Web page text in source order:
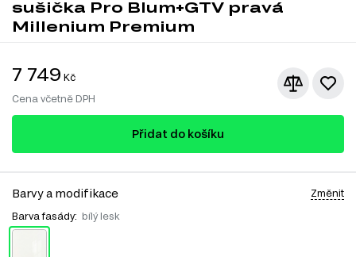
sušička Pro Blum+GTV pravá
Millenium Premium
7 749 Kč
Cena včetně DPH
Přidat do košíku
Barvy a modifikace Změnit
Barva fasády: bílý lesk